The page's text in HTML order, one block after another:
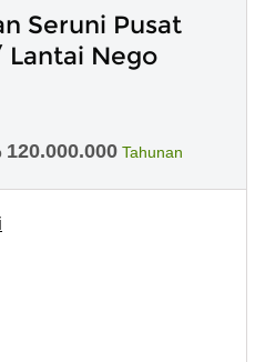
Seruni Pusat
Lantai Nego
120.000.000 Tahunan